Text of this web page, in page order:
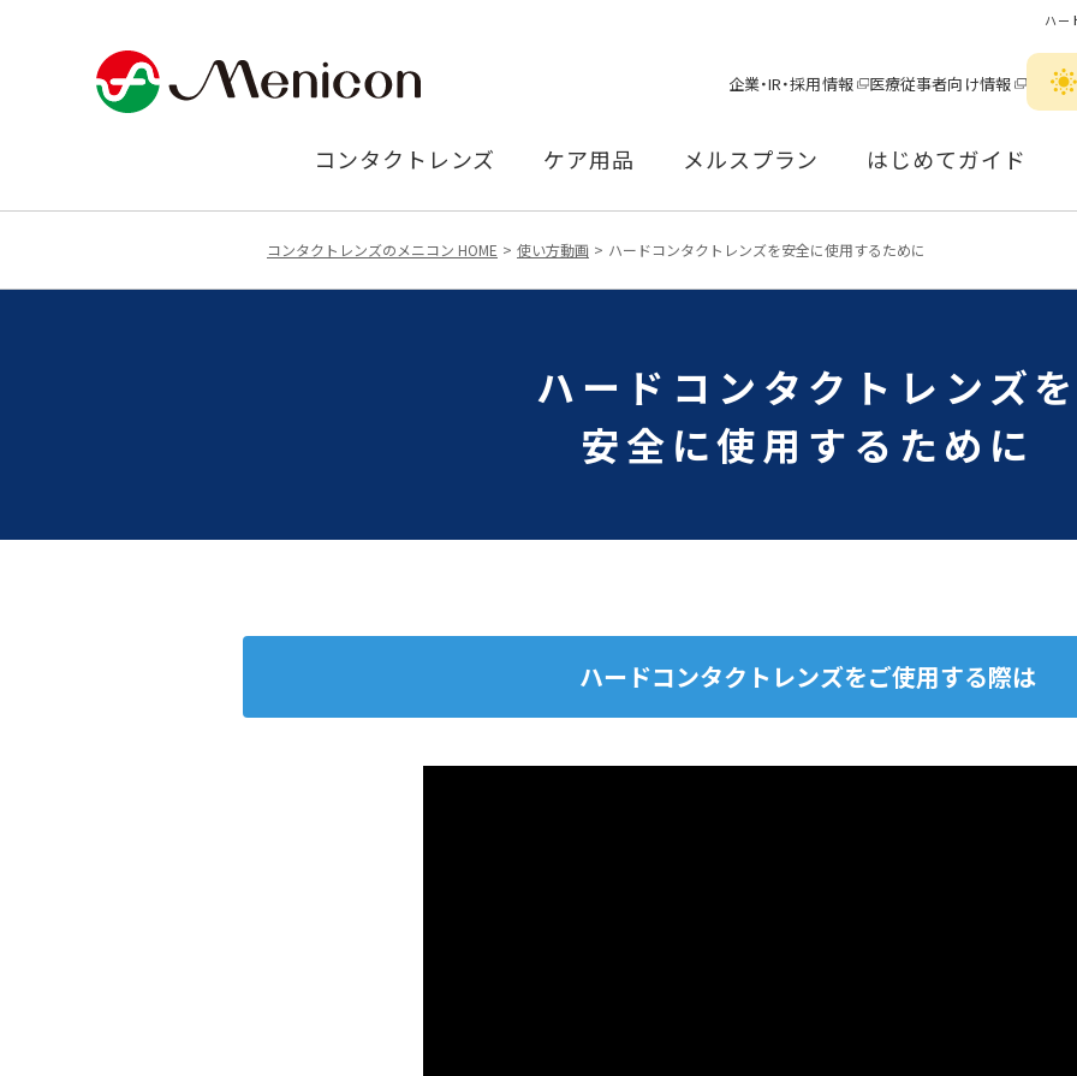
ハー
企業・IR・採用情報 医療従事者向け情報
コンタクトレンズ ケア用品 メルスプラン はじめてガイド
コンタクトレンズのメニコン HOME 使い方動画 ハードコンタクトレンズを安全に使用するために
ハードコンタクトレンズ
安全に使用するために
ハードコンタクトレンズをご使用する際は